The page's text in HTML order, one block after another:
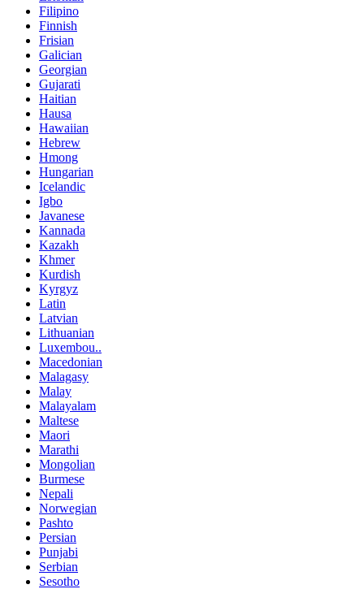
Filipino
Finnish
Frisian
Galician
Georgian
Gujarati
Haitian
Hausa
Hawaiian
Hebrew
Hmong
Hungarian
Icelandic
Igbo
Javanese
Kannada
Kazakh
Khmer
Kurdish
Kyrgyz
Latin
Latvian
Lithuanian
Luxembou..
Macedonian
Malagasy
Malay
Malayalam
Maltese
Maori
Marathi
Mongolian
Burmese
Nepali
Norwegian
Pashto
Persian
Punjabi
Serbian
Sesotho